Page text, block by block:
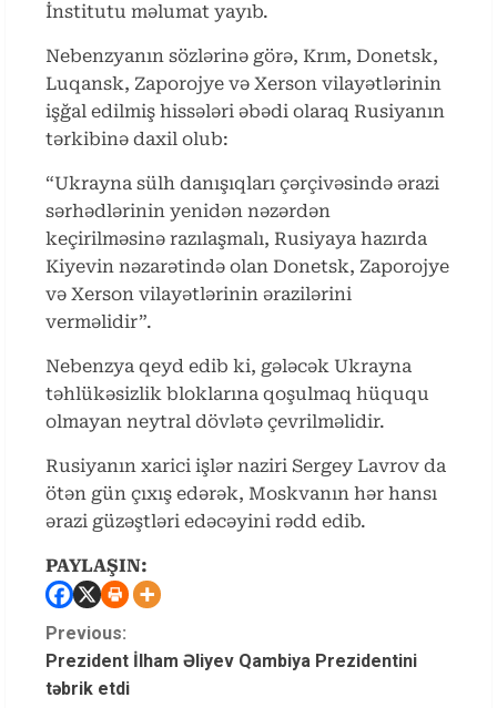
İnstitutu məlumat yayıb.
Nebenzyanın sözlərinə görə, Krım, Donetsk,
Luqansk, Zaporojye və Xerson vilayətlərinin
işğal edilmiş hissələri əbədi olaraq Rusiyanın
tərkibinə daxil olub:
“Ukrayna sülh danışıqları çərçivəsində ərazi
sərhədlərinin yenidən nəzərdən
keçirilməsinə razılaşmalı, Rusiyaya hazırda
Kiyevin nəzarətində olan Donetsk, Zaporojye
və Xerson vilayətlərinin ərazilərini
verməlidir”.
Nebenzya qeyd edib ki, gələcək Ukrayna
təhlükəsizlik bloklarına qoşulmaq hüququ
olmayan neytral dövlətə çevrilməlidir.
Rusiyanın xarici işlər naziri Sergey Lavrov da
ötən gün çıxış edərək, Moskvanın hər hansı
ərazi güzəştləri edəcəyini rədd edib.
PAYLAŞIN:
C
o
Previous:
Prezident İlham Əliyev Qambiya Prezidentini
təbrik etdi